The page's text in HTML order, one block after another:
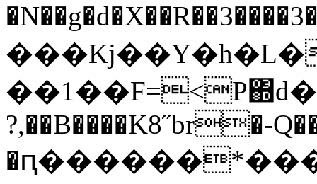
?,��B����K8˝br�-